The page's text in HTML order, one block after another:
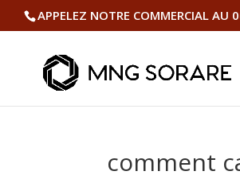
APPELEZ NOTRE COMMERCIAL AU
comment